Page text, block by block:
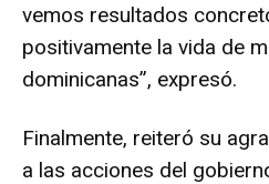
vemos resultados
positivamente la vida de
dominicanas”, expresó.
Finalmente, reiteró su
a las acciones del